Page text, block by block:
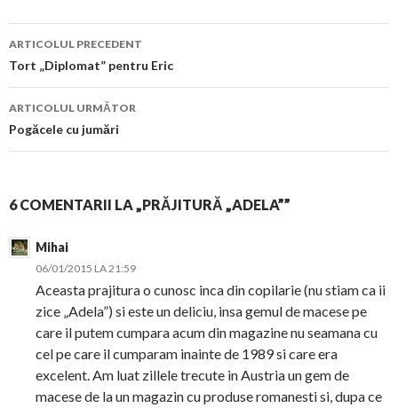
Navigare
în
articol
ARTICOLUL PRECEDENT
Tort „Diplomat” pentru Eric
ARTICOLUL URMĂTOR
Pogăcele cu jumări
6 COMENTARII LA „PRĂJITURĂ „ADELA””
Mihai
06/01/2015 LA 21:59
Aceasta prajitura o cunosc inca din copilarie (nu stiam ca ii
zice „Adela”) si este un deliciu, insa gemul de macese pe
care il putem cumpara acum din magazine nu seamana cu
cel pe care il cumparam inainte de 1989 si care era
excelent. Am luat zillele trecute in Austria un gem de
macese de la un magazin cu produse romanesti si, dupa ce